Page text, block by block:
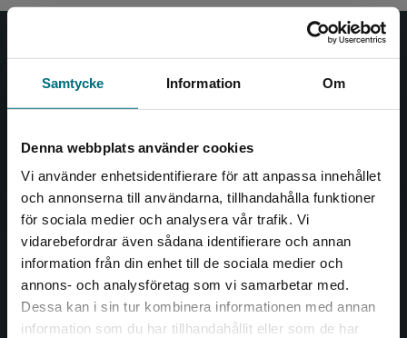
Samtycke Information Om
Denna webbplats använder cookies
Vi använder enhetsidentifierare för att anpassa innehållet
och annonserna till användarna, tillhandahålla funktioner
för sociala medier och analysera vår trafik. Vi
vidarebefordrar även sådana identifierare och annan
information från din enhet till de sociala medier och
annons- och analysföretag som vi samarbetar med.
Dessa kan i sin tur kombinera informationen med annan
information som du har tillhandahållit eller som de har
Begränsad fraktregion
Nypon och Vilja
såväl barn som vuxna.
Kontakta oss
Kontakta oss
046-31 20 00
Box 141